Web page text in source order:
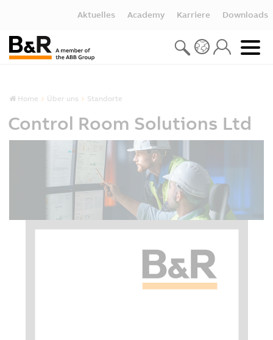
Aktuelles Academy Karriere Downloads
Home Über uns Standorte
Control Room Solutions Ltd